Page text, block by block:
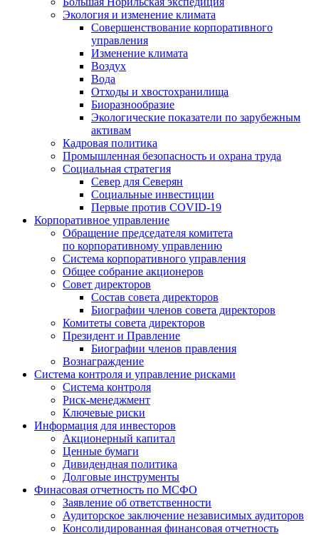
Экология и изменение климата
Совершенствование корпоративного
управления
Изменение климата
Воздух
Вода
Отходы и хвостохранилища
Биоразнообразие
Экологические показатели по зарубежным
активам
Кадровая политика
Промышленная безопасность и охрана труда
Социальная стратегия
Север для Северян
Социальные инвестиции
Первые против COVID‑19
Корпоративное управление
Обращение председателя комитета
по корпоративному управлению
Система корпоративного управления
Общее собрание акционеров
Совет директоров
Состав совета директоров
Биографии членов совета директоров
Комитеты совета директоров
Президент и Правление
Биографии членов правления
Вознаграждение
Система контроля и управление рисками
Система контроля
Риск-менеджмент
Ключевые риски
Информация для инвесторов
Акционерный капитал
Ценные бумаги
Дивидендная политика
Долговые инструменты
Финасовая отчетность по МСФО
Заявление об ответственности
Аудиторское заключение независимых аудиторов
Консолидированная финансовая отчетность